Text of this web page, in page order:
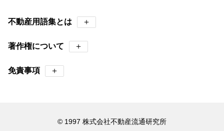
不動産用語集とは ＋
著作権について ＋
免責事項 ＋
© 1997 株式会社不動産流通研究所